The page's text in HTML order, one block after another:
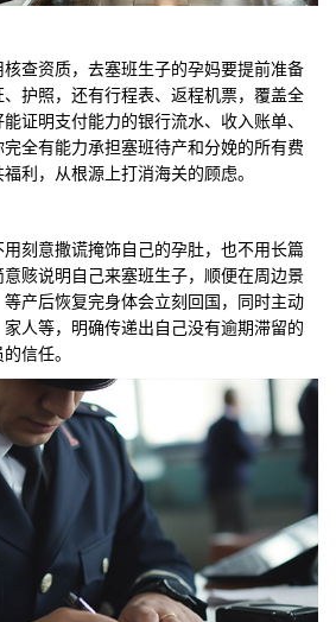
资质，去塞班生子的孕妈要提前准备
护照，还有行程表、返程机票，覆盖全
证明支付能力的银行流水、收入账单、
全有能力承担塞班待产和分娩的所有费
利，从根源上打消海关的顾虑。
意撒谎掩饰自己的孕肚，也不用长篇
赅说明自己来塞班生子，顺便在周边景
产后恢复完身体会立刻回国，同时主动
人等，明确传递出自己没有逾期滞留的
信任。